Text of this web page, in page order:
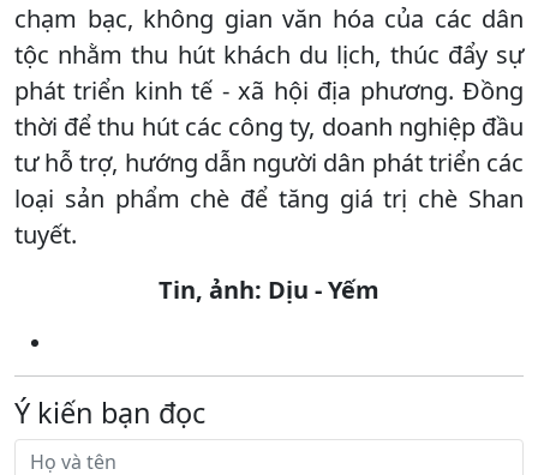
chạm bạc, không gian văn hóa của các dân
tộc nhằm thu hút khách du lịch, thúc đẩy sự
phát triển kinh tế - xã hội địa phương. Đồng
thời để thu hút các công ty, doanh nghiệp đầu
tư hỗ trợ, hướng dẫn người dân phát triển các
loại sản phẩm chè để tăng giá trị chè Shan
tuyết.
Tin, ảnh: Dịu - Yếm
Ý kiến bạn đọc